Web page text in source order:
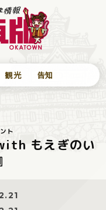
観光 告知
ト
もえぎのい